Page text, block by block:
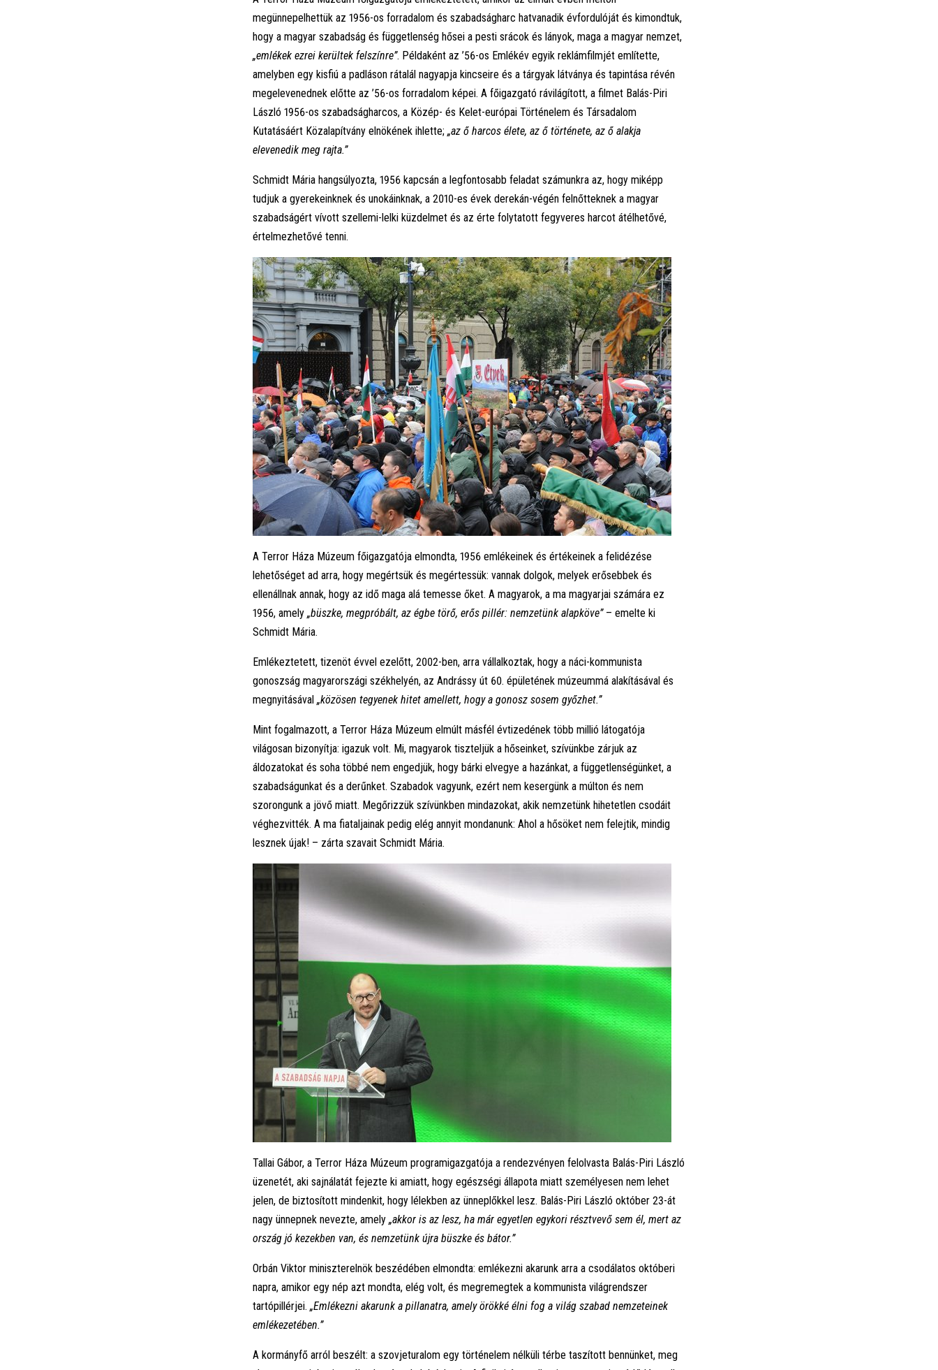
megünnepelhettük az 1956-os forradalom és szabadságharc hatvanadik évfordulóját és kimondtuk,
hogy a magyar szabadság és függetlenség hősei a pesti srácok és lányok, maga a magyar nemzet,
„emlékek ezrei kerültek felszínre”. Példaként az ’56-os Emlékév egyik reklámfilmjét említette,
amelyben egy kisfiú a padláson rátalál nagyapja kincseire és a tárgyak látványa és tapintása révén
megelevenednek előtte az ’56-os forradalom képei. A főigazgató rávilágított, a filmet Balás-Piri
László 1956-os szabadságharcos, a Közép- és Kelet-európai Történelem és Társadalom
Kutatásáért Közalapítvány elnökének ihlette; „az ő harcos élete, az ő története, az ő alakja
elevenedik meg rajta.”
Schmidt Mária hangsúlyozta, 1956 kapcsán a legfontosabb feladat számunkra az, hogy miképp
tudjuk a gyerekeinknek és unokáinknak, a 2010-es évek derekán-végén felnőtteknek a magyar
szabadságért vívott szellemi-lelki küzdelmet és az érte folytatott fegyveres harcot átélhetővé,
értelmezhetővé tenni.
A Terror Háza Múzeum főigazgatója elmondta, 1956 emlékeinek és értékeinek a felidézése
lehetőséget ad arra, hogy megértsük és megértessük: vannak dolgok, melyek erősebbek és
ellenállnak annak, hogy az idő maga alá temesse őket. A magyarok, a ma magyarjai számára ez
1956, amely „büszke, megpróbált, az égbe törő, erős pillér: nemzetünk alapköve”– emelte ki
Schmidt Mária.
Emlékeztetett, tizenöt évvel ezelőtt, 2002-ben, arra vállalkoztak, hogy a náci-kommunista
gonoszság magyarországi székhelyén, az Andrássy út 60. épületének múzeummá alakításával és
megnyitásával „közösen tegyenek hitet amellett, hogy a gonosz sosem győzhet.”
Mint fogalmazott, a Terror Háza Múzeum elmúlt másfél évtizedének több millió látogatója
világosan bizonyítja: igazuk volt. Mi, magyarok tiszteljük a hőseinket, szívünkbe zárjuk az
áldozatokat és soha többé nem engedjük, hogy bárki elvegye a hazánkat, a függetlenségünket, a
szabadságunkat és a derűnket. Szabadok vagyunk, ezért nem kesergünk a múlton és nem
szorongunk a jövő miatt. Megőrizzük szívünkben mindazokat, akik nemzetünk hihetetlen csodáit
véghezvitték. A ma fiataljainak pedig elég annyit mondanunk: Ahol a hősöket nem felejtik, mindig
lesznek újak! – zárta szavait Schmidt Mária.
Tallai Gábor, a Terror Háza Múzeum programigazgatója a rendezvényen felolvasta Balás-Piri László
üzenetét, aki sajnálatát fejezte ki amiatt, hogy egészségi állapota miatt személyesen nem lehet
jelen, de biztosított mindenkit, hogy lélekben az ünneplőkkel lesz. Balás-Piri László október 23-át
nagy ünnepnek nevezte, amely „akkor is az lesz, ha már egyetlen egykori résztvevő sem él, mert az
ország jó kezekben van, és nemzetünk újra büszke és bátor.”
Orbán Viktor miniszterelnök beszédében elmondta: emlékezni akarunk arra a csodálatos októberi
napra, amikor egy nép azt mondta, elég volt, és megremegtek a kommunista világrendszer
tartópillérjei. „Emlékezni akarunk a pillanatra, amely örökké élni fog a világ szabad nemzeteinek
emlékezetében.”
A kormányfő arról beszélt: a szovjeturalom egy történelem nélküli térbe taszított bennünket, meg